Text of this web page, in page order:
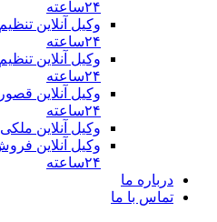
۲۴ساعته
وکیل آنلاین
۲۴ساعته
وکیل آنلاین
۲۴ساعته
وکیل آنلاین
۲۴ساعته
وکیل آنلاین ملکی
وکیل آنلاین
۲۴ساعته
درباره ما
تماس با ما